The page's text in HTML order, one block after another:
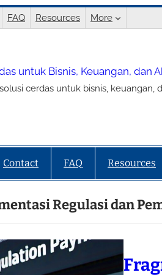
FAQ Resources More
untuk Bisnis, Keuangan, dan
cerdas untuk bisnis,
Contact FAQ Resources
Regulasi dan